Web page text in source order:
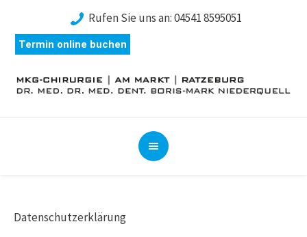
Rufen Sie uns an:04541 8595051
Termin online buchen
Datenschutzerklärung